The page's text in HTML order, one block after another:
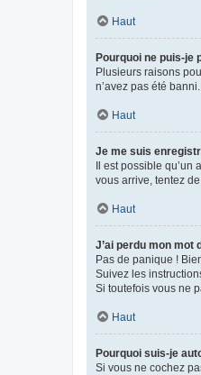
Haut
Pourquoi ne puis-je
Plusieurs raisons
n’avez pas été
Haut
Je me suis
Il est possible
vous arrive, tentez
Haut
J’ai perdu mon mot
Pas de panique !
Suivez les
Si toutefois vous ne
Haut
Pourquoi suis-je
Si vous ne cochez